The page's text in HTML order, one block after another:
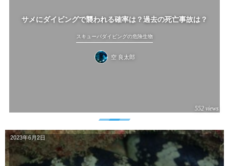
サメにダイビングで襲われる確率は？過去の死亡事故は？
スキューバダイビングの危険生物
空 良太郎
552 views
2023年6月2日